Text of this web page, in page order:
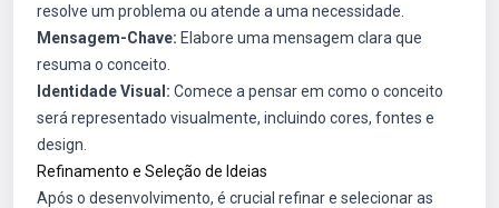
resolve um problema ou atende a uma necessidade.
Mensagem-Chave: Elabore uma mensagem clara que
resuma o conceito.
Identidade Visual: Comece a pensar em como o conceito
será representado visualmente, incluindo cores, fontes e
design.
Refinamento e Seleção de Ideias
Após o desenvolvimento, é crucial refinar e selecionar as